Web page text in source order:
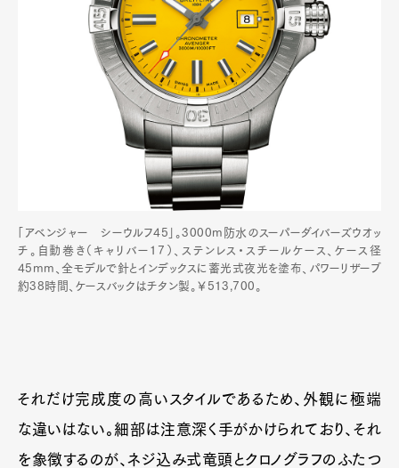
「アベンジャー シーウルフ45」。3000m防水のスーパーダイバーズウオッ
チ。自動巻き（キャリバー17）、ステンレス・スチールケース、ケース径
45mm、全モデルで針とインデックスに蓄光式夜光を塗布、パワーリザーブ
約38時間、ケースバックはチタン製。￥513,700。
それだけ完成度の高いスタイルであるため、外観に極端
な違いはない。細部は注意深く手がかけられており、それ
を象徴するのが、ネジ込み式竜頭とクロノグラフのふたつ